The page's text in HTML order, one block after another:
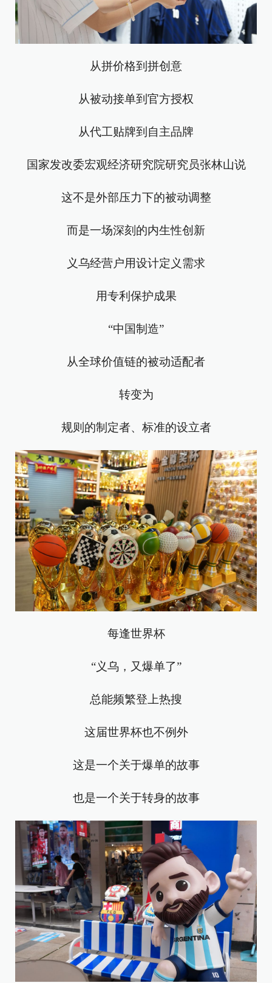
从拼价格到拼创意
从被动接单到官方授权
从代工贴牌到自主品牌
国家发改委宏观经济研究院研究员张林山说
这不是外部压力下的被动调整
而是一场深刻的内生性创新
义乌经营户用设计定义需求
用专利保护成果
“中国制造”
从全球价值链的被动适配者
转变为
规则的制定者、标准的设立者
每逢世界杯
“义乌，又爆单了”
总能频繁登上热搜
这届世界杯也不例外
这是一个关于爆单的故事
也是一个关于转身的故事